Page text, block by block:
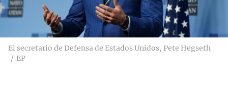
El secretario de Defensa de Estados Unidos, Pete Hegseth
EP